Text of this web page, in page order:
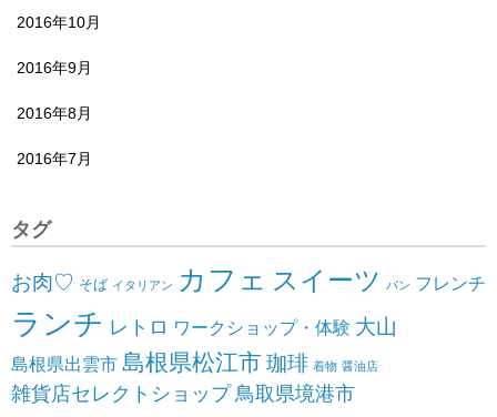
2016年10月
2016年9月
2016年8月
2016年7月
タグ
お肉♡ そば イタリアン カフェ スイーツ パン フレンチ
ランチ レトロ ワークショップ・体験 大山
島根県出雲市 島根県松江市珈琲 着物 醤油店
雑貨店セレクトショップ 鳥取県境港市